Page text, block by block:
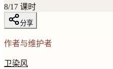
8/17 课时
分享
作者与维护者
卫染风